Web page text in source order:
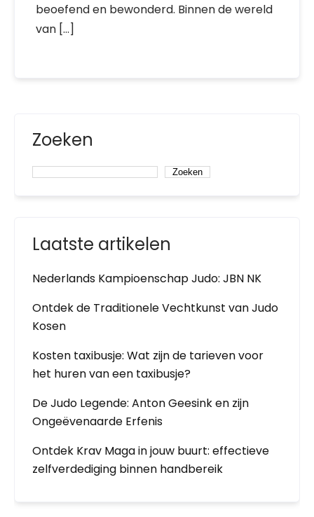
beoefend en bewonderd. Binnen de wereld
van […]
Zoeken
Zoeken
Laatste artikelen
Nederlands Kampioenschap Judo: JBN NK
Ontdek de Traditionele Vechtkunst van Judo
Kosen
Kosten taxibusje: Wat zijn de tarieven voor
het huren van een taxibusje?
De Judo Legende: Anton Geesink en zijn
Ongeëvenaarde Erfenis
Ontdek Krav Maga in jouw buurt: effectieve
zelfverdediging binnen handbereik